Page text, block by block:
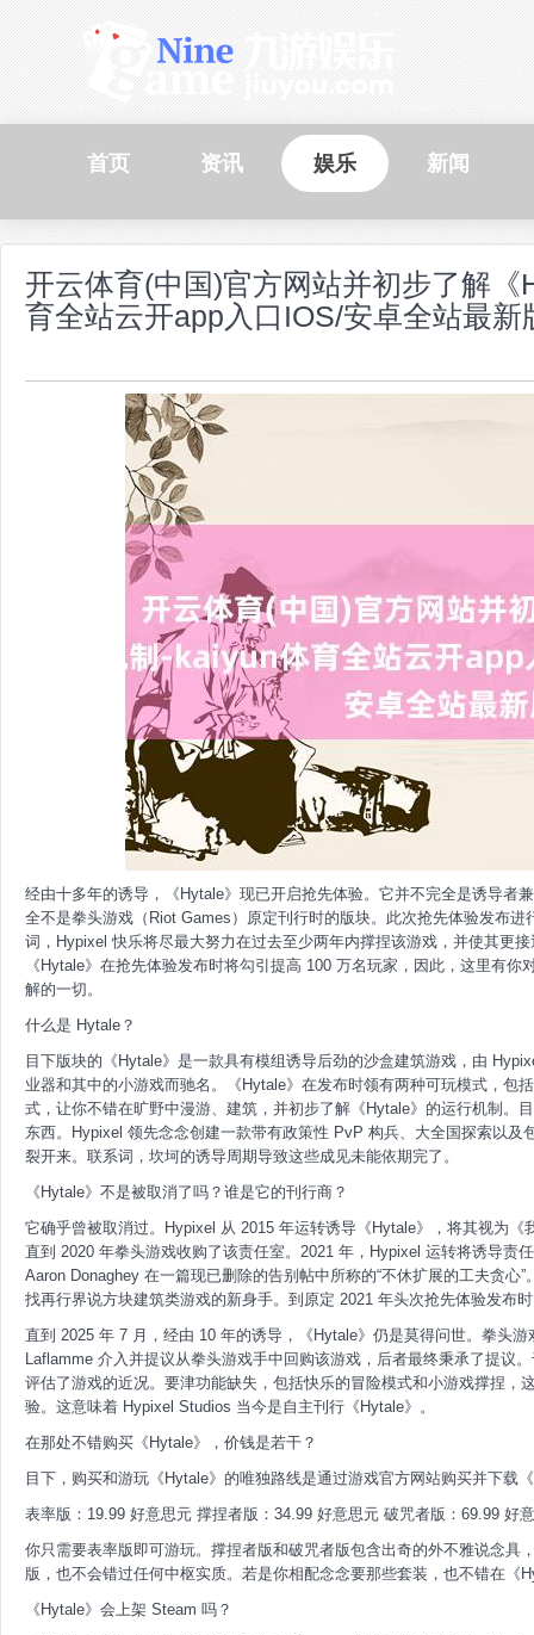
首页 资讯 娱乐 新闻
开云体育(中国)官方网站并初步了解
育全站云开app入口IOS/安卓全站最新
经由十多年的诱导，《Hytale》现已开启抢先体验。它并不完全是诱导者
全不是拳头游戏（Riot Games）原定刊行时的版块。此次抢先体验发布
词，Hypixel 快乐将尽最大努力在过去至少两年内撑捏该游戏，并使其更
《Hytale》在抢先体验发布时将勾引提高 100 万名玩家，因此，这里有
解的一切。
什么是 Hytale？
目下版块的《Hytale》是一款具有模组诱导后劲的沙盒建筑游戏，由
业器和其中的小游戏而驰名。《Hytale》在发布时领有两种可玩模式，包
式，让你不错在旷野中漫游、建筑，并初步了解《Hytale》的运行机制。
东西。Hypixel 领先念念创建一款带有政策性 PvP 构兵、大全国探索以
裂开来。联系词，坎坷的诱导周期导致这些成见未能依期完了。
《Hytale》不是被取消了吗？谁是它的刊行商？
它确乎曾被取消过。Hypixel 从 2015 年运转诱导《Hytale》，将其视为
直到 2020 年拳头游戏收购了该责任室。2021 年，Hypixel 运转将诱导责
Aaron Donaghey 在一篇现已删除的告别帖中所称的“不休扩展的工夫贪心
找再行界说方块建筑类游戏的新身手。到原定 2021 年头次抢先体验发布
直到 2025 年 7 月，经由 10 年的诱导，《Hytale》仍是莫得问世。拳头
Laflamme 介入并提议从拳头游戏手中回购该游戏，后者最终秉承了提议
评估了游戏的近况。要津功能缺失，包括快乐的冒险模式和小游戏撑捏，
验。这意味着 Hypixel Studios 当今是自主刊行《Hytale》。
在那处不错购买《Hytale》，价钱是若干？
目下，购买和游玩《Hytale》的唯独路线是通过游戏官方网站购买并下载
表率版：19.99 好意思元 撑捏者版：34.99 好意思元 破咒者版：69.99 好
你只需要表率版即可游玩。撑捏者版和破咒者版包含出奇的外不雅说念具
版，也不会错过任何中枢实质。若是你相配念念要那些套装，也不错在《
《Hytale》会上架 Steam 吗？